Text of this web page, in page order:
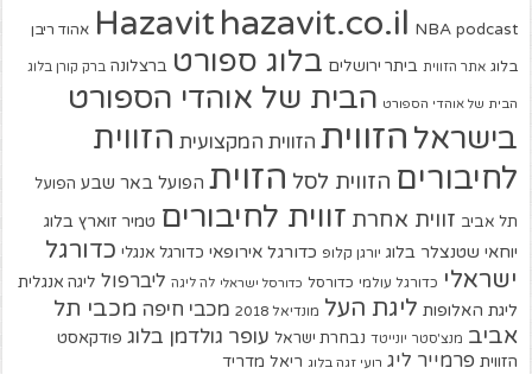
Hazavit hazavit.co.il NBA podcast אהוד ריבן
בלוג אתר הזווית ביתר ירושלים בלוג ספורט ברצלונה ברק קורן בלוג
הבית של אוהדי הספורט הבית של אוהדי הספורט
בישראל הזווית הזווית המקצועית הזווית
לחיבורים הזווית לסל הזוית הפועל באר שבע הפועל
תל אביב זווית אחרת זווית לחיבורים טמיר זוארץ בלוג
יוחאי שטנצלר בלוג יורגן קלופ כדורגל אירופאי כדורגל אנגלי כדורגל
ישראלי כדורגל עולמי כדורסל כדורסל ישראלי לה ליגה ליברפול ליגה אנגלית
ליגת האלופות ליגת העל מונדיאל 2018 מכבי חיפה מכבי תל
אביב מנצ'סטר יונייטד נבחרת ישראל עופר גולדמן בלוג פודקאסט
הזווית פרמייר ליג רועי זגה בלוג ריאל מדריד